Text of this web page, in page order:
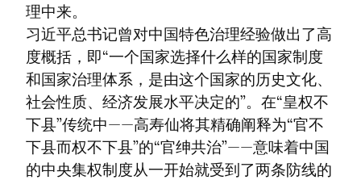
理中来。
习近平总书记曾对中国特色治理经验做出了高
度概括，即“一个国家选择什么样的国家制度
和国家治理体系，是由这个国家的历史文化、
社会性质、经济发展水平决定的”。在“皇权不
下县”传统中——高寿仙将其精确阐释为“官不
下县而权不下县”的“官绅共治”——意味着中国
的中央集权制度从一开始就受到了两条防线的